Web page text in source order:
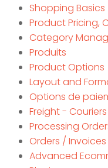
Shopping Basics
Product Pricing,
Category
Produits
Product Options
Layout and
Options de
Freight - Couriers
Processing
Orders / Invoices
Advanced